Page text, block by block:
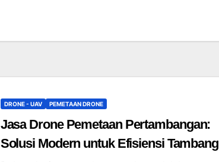
DRONE - UAV PEMETAAN DRONE
Jasa Drone Pemetaan Pertambangan:
Solusi Modern untuk Efisiensi Tambang